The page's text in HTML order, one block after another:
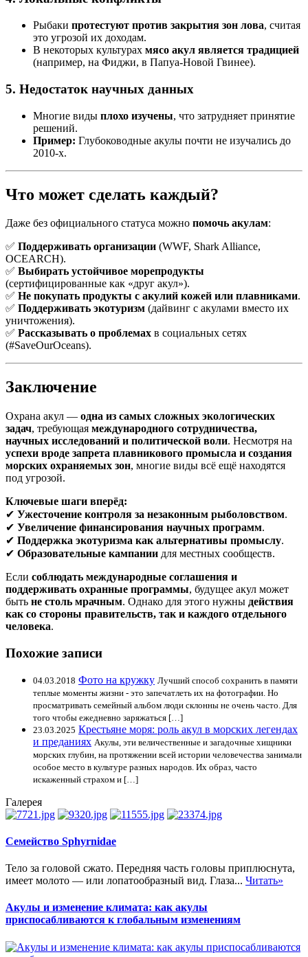
Рыбаки протестуют против закрытия зон лова, считая
это угрозой их доходам.
В некоторых культурах мясо акул является традицией
(например, на Фиджи, в Папуа-Новой Гвинее).
5. Недостаток научных данных
Многие виды плохо изучены, что затрудняет принятие
решений.
Пример: Глубоководные акулы почти не изучались до
2010-х.
Что может сделать каждый?
Даже без официального статуса можно помочь акулам:
✅ Поддерживать организации (WWF, Shark Alliance,
OCEARCH).
✅ Выбирать устойчивое морепродукты
(сертифицированные как «друг акул»).
✅ Не покупать продукты с акулий кожей или плавниками.
✅ Поддерживать экотуризм (дайвинг с акулами вместо их
уничтожения).
✅ Рассказывать о проблемах в социальных сетях
(#SaveOurOceans).
Заключение
Охрана акул — одна из самых сложных экологических
задач, требующая международного сотрудничества,
научных исследований и политической воли. Несмотря на
успехи вроде запрета плавникового промысла и создания
морских охраняемых зон, многие виды всё ещё находятся
под угрозой.
Ключевые шаги вперёд:
✔ Ужесточение контроля за незаконным рыболовством.
✔ Увеличение финансирования научных программ.
✔ Поддержка экотуризма как альтернативы промыслу.
✔ Образовательные кампании для местных сообществ.
Если соблюдать международные соглашения и
поддерживать охранные программы, будущее акул может
быть не столь мрачным. Однако для этого нужны действия
как со стороны правительств, так и каждого отдельного
человека.
Похожие записи
04.03.2018 Фото на кружку Лучший способ сохранить в памяти
теплые моменты жизни - это запечатлеть их на фотографии. Но
просматривать семейный альбом люди склонны не очень часто. Для
того чтобы ежедневно заряжаться […]
23.03.2025 Крестьяне моря: роль акул в морских легендах
и преданиях Акулы, эти величественные и загадочные хищники
морских глубин, на протяжении всей истории человечества занимали
особое место в культуре разных народов. Их образ, часто
искаженный страхом и […]
Галерея
Семейство Sphyrnidae
Тело за головой сжато. Передняя часть головы приплюснута,
имеет молото — или лопатообразный вид. Глаза... Читать»
Акулы и изменение климата: как акулы
приспосабливаются к глобальным изменениям